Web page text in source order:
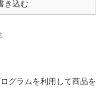
き込む
グラムを利用して商品を